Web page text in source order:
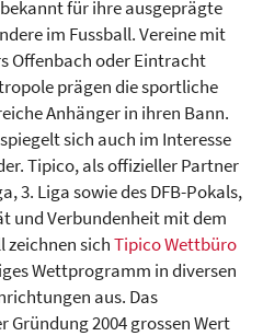
für ihre ausgeprägte
im Fussball. Vereine mit
Offenbach oder Eintracht
prägen die sportliche
Anhänger in ihren Bann.
sich auch im Interesse
Tipico, als offizieller Partner
3. Liga sowie des DFB-Pokals,
und Verbundenheit mit dem
zeichnen sichTipico Wettbüro
Wettprogramm in diversen
aus. Das
Gründung 2004 grossen Wert